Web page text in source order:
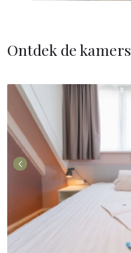
Ontdek de kamers